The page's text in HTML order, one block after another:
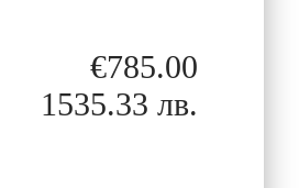
€785.00
1535.33 лв.